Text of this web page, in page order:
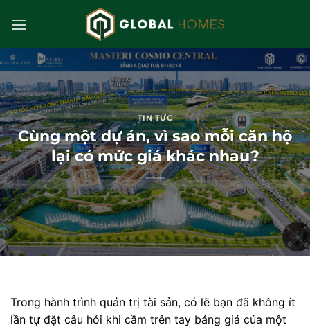
qua
dung
TIN TỨC
Cùng một dự án, vì sao mỗi căn hộ
lại có mức giá khác nhau?
Trong hành trình quản trị tài sản, có lẽ bạn đã không ít
lần tự đặt câu hỏi khi cầm trên tay bảng giá của một